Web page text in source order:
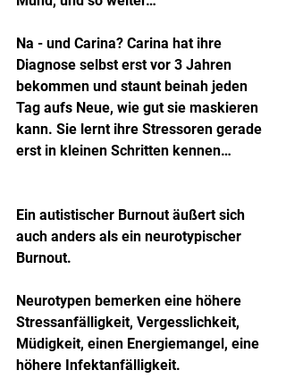
Na - und Carina? Carina hat ihre
Diagnose selbst erst vor 3 Jahren
bekommen und staunt beinah jeden
Tag aufs Neue, wie gut sie maskieren
kann. Sie lernt ihre Stressoren gerade
erst in kleinen Schritten kennen…
Ein autistischer Burnout äußert sich
auch anders als ein neurotypischer
Burnout.
Neurotypen bemerken eine höhere
Stressanfälligkeit, Vergesslichkeit,
Müdigkeit, einen Energiemangel, eine
höhere Infektanfälligkeit.